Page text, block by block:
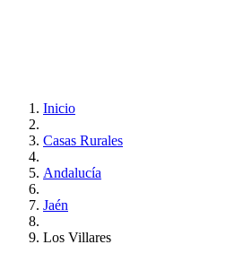
Inicio
Casas Rurales
Andalucía
Jaén
Los Villares